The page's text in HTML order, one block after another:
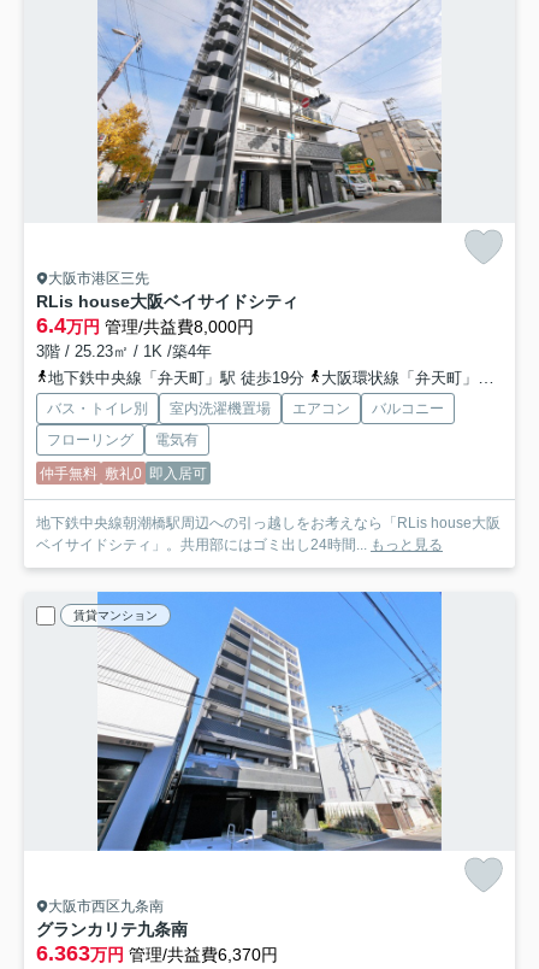
大阪市港区三先
RLis house大阪ベイサイドシティ
6.4万円 管理/共益費8,000円
3階 / 25.23㎡ / 1K /築4年
地下鉄中央線「弁天町」駅 徒歩19分
大阪環状線「弁天町」駅 徒歩16分
バス・トイレ別 室内洗濯機置場 エアコン
バルコニー
フローリング
電気有
仲手無料 敷礼0 即入居可
地下鉄中央線朝潮橋駅周辺への引っ越しをお考えなら「RLis house大阪
ベイサイドシティ」。共用部にはゴミ出し24時間... もっと見る
賃貸マンション
大阪市西区九条南
グランカリテ九条南
6.363万円 管理/共益費6,370円